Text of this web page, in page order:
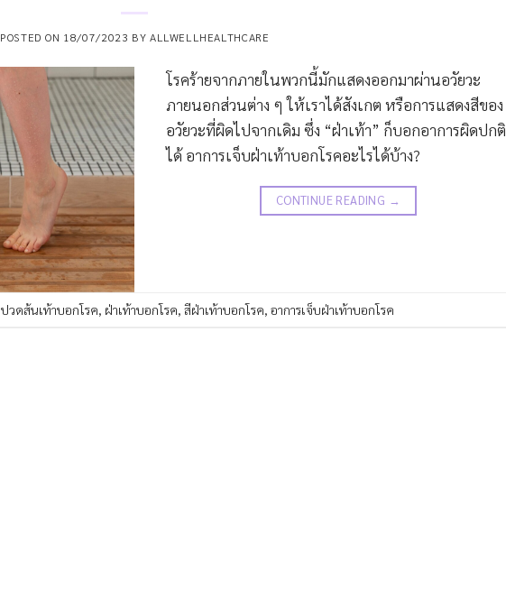
POSTED ON 18/07/2023 BY ALLWELLHEALTHCARE
โรคร้ายจากภายในพวกนี้มักแสดงออกมาผ่านอวัยวะ
ภายนอกส่วนต่าง ๆ ให้เราได้สังเกต หรือการแสดงสีของ
อวัยวะที่ผิดไปจากเดิม ซึ่ง “ฝ่าเท้า” ก็บอกอาการผิดปกติ
ได้ อาการเจ็บฝ่าเท้าบอกโรคอะไรได้บ้าง?
CONTINUE READING →
ปวดส้นเท้าบอกโรค, ฝ่าเท้าบอกโรค, สีฝ่าเท้าบอกโรค, อาการเจ็บฝ่าเท้าบอกโรค